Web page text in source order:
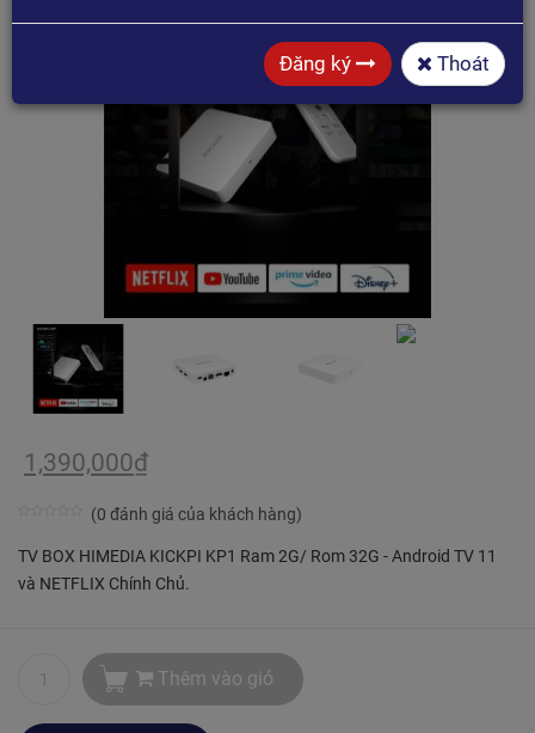
1,390,000₫
chọn
(0 đánh giá của khách hàng)
TV BOX HIMEDIA KICKPI KP1 Ram 2G/ Rom 32G - Android TV 11
và NETFLIX Chính Chủ.
Thêm vào giỏ
Đăng ký Thoát